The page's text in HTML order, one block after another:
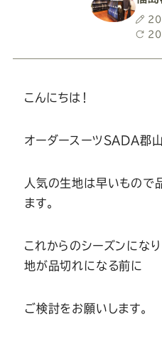
SADA
の
公
式
Youtube
SADA
の
式
の
式
投
稿
最
こんにちは！
オーダースーツSADA郡山
人気の生地は早いもので
ます。
これからのシーズンにな
地が品切れになる前に
ご検討をお願いします。